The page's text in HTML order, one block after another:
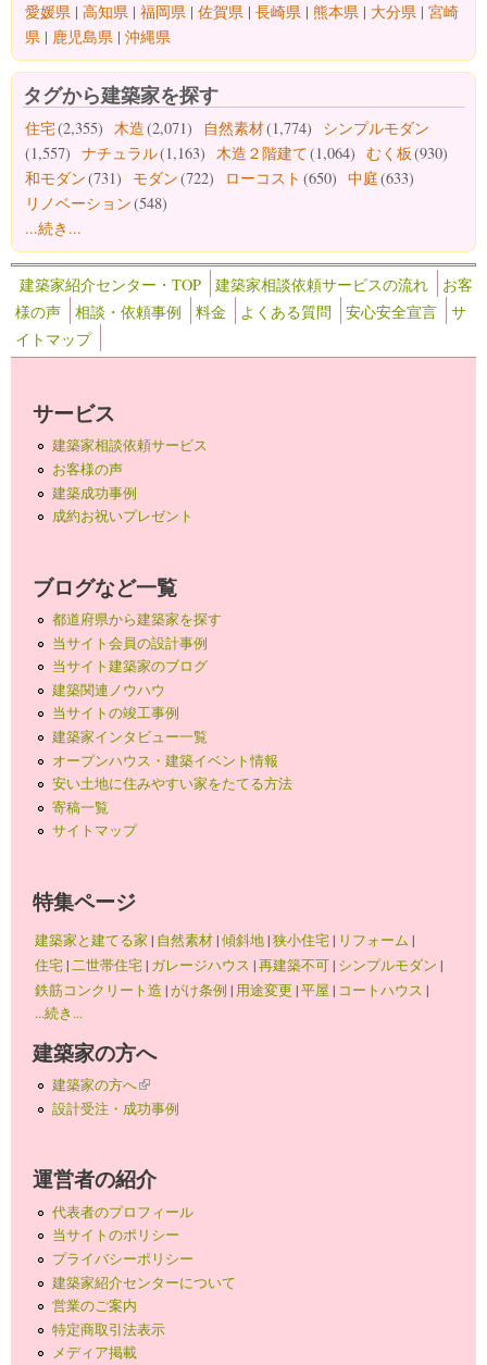
愛媛県 | 高知県 | 福岡県 | 佐賀県 | 長崎県 | 熊本県 | 大分県 | 宮崎
県 | 鹿児島県 | 沖縄県
タグから建築家を探す
住宅(2,355) 木造(2,071) 自然素材(1,774)
シンプルモダン
(1,557) ナチュラル(1,163) 木造２階建て(1,064) むく板 (930)
和モダン(731) モダン(722) ローコスト (650) 中庭(633)
リノベーション(548)
...続き...
建築家紹介センター・TOP 建築家相談依頼サービスの流れ
お客
様の声
相談・依頼事例 料金 よくある質問 安心安全宣言
サ
イトマップ
サービス
建築家相談依頼サービス
お客様の声
建築成功事例
成約お祝いプレゼント
ブログなど一覧
都道府県から建築家を探す
当サイト会員の設計事例
当サイト建築家のブログ
建築関連ノウハウ
当サイトの竣工事例
建築家インタビュー一覧
オープンハウス・建築イベント情報
安い土地に住みやすい家をたてる方法
寄稿一覧
サイトマップ
特集ページ
建築家と建てる家 | 自然素材|傾斜地|狭小住宅| リフォーム |
住宅|二世帯住宅| ガレージハウス |再建築不可| シンプルモダン |
鉄筋コンクリート造 |がけ条例 | 用途変更 |平屋 | コートハウス |
...続き...
建築家の方へ
建築家の方へ(link is external)
設計受注・成功事例
運営者の紹介
代表者のプロフィール
当サイトのポリシー
プライバシーポリシー
建築家紹介センターについて
営業のご案内
特定商取引法表示
メディア掲載